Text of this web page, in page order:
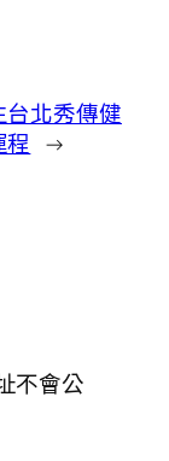
台北秀傳健
程 →
不會公